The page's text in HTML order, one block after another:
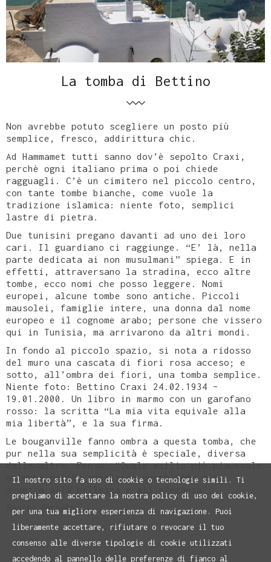
La tomba di Bettino
Non avrebbe potuto scegliere un posto più
semplice, fresco, addirittura chic.
Ad Hammamet tutti sanno dov’è sepolto Craxi,
perchè ogni italiano prima o poi chiede
ragguagli. C’è un cimitero nel piccolo centro,
con tante tombe bianche, come vuole la
tradizione islamica: niente foto, semplici
lastre di pietra.
Due tunisini pregano davanti ad uno dei loro
cari. Il guardiano ci raggiunge. “E’ là, nella
parte dedicata ai non musulmani” spiega. E in
effetti, attraversano la stradina, ecco altre
tombe, ecco nomi che posso leggere. Nomi
europei, alcune tombe sono antiche. Piccoli
mausolei, famiglie intere, una donna dal nome
europeo e il cognome arabo; persone che vissero
qui in Tunisia, ma arrivarono da altri mondi.
In fondo al piccolo spazio, si nota a ridosso
del muro una cascata di fiori rosa acceso; e
sotto, all’ombra dei fiori, una tomba semplice.
Niente foto: Bettino Craxi 24.02.1934 –
19.01.2000. Un libro in marmo con un garofano
rosso: la scritta “La mia vita equivale alla
mia libertà”, e la sua firma.
Le bouganville fanno ombra a questa tomba, che
pur nella sua semplicità è speciale, diversa
dalle altre. Penso: “Quale esilio più piacevole
avrebbe potuto scegliere quest’uomo così
Rosita Ferrato
Il nostro sito fa uso di cookie o tecnologie simili. Ti
preghiamo di accettare la nostra policy di uso dei cookie,
per una tua migliore esperienza di navigazione. Puoi
liberamente accettare, rifiutare o revocare il tuo
consenso alle diverse tipologie di cookie utilizzati
accedendo al pannello delle preferenze di fianco al